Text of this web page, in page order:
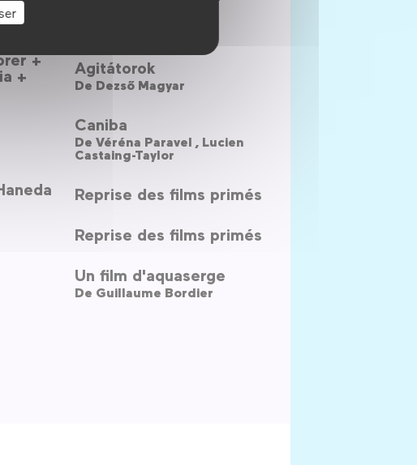
am
+
+
Agitátorok
De Dezső Magyar
Caniba
De Véréna Paravel , Lucien
Castaing-Taylor
Reprise des films primés
Reprise des films primés
Un film d'aquaserge
De Guillaume Bordier